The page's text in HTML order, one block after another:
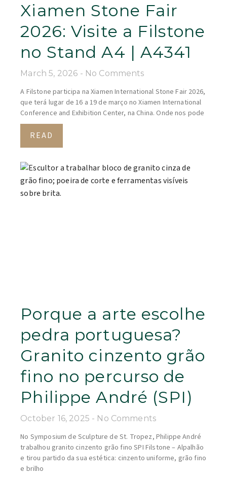
Xiamen Stone Fair
2026: Visite a Filstone
no Stand A4 | A4341
March 5, 2026 No Comments
A Filstone participa na Xiamen International Stone Fair 2026,
que terá lugar de 16 a 19 de março no Xiamen International
Conference and Exhibition Center, na China. Onde nos pode
READ
Porque a arte escolhe
pedra portuguesa?
Granito cinzento grão
fino no percurso de
Philippe André (SPI)
October 16, 2025 No Comments
No Symposium de Sculpture de St. Tropez, Philippe André
trabalhou granito cinzento grão fino SPI Filstone – Alpalhão
e tirou partido da sua estética: cinzento uniforme, grão fino
e brilho